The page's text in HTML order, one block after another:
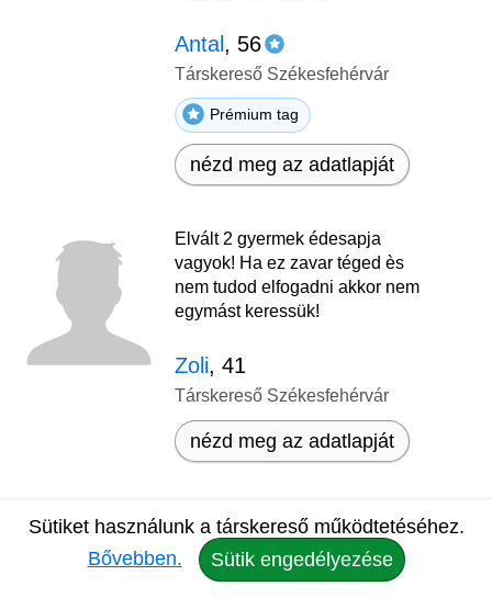
Antal , 56
Társkereső Székesfehérvár
Prémium tag
nézd meg az adatlapját
Elvált 2 gyermek édesapja
vagyok! Ha ez zavar téged ès
nem tudod elfogadni akkor nem
egymást keressük!
Zoli, 41
Társkereső Székesfehérvár
nézd meg az adatlapját
Csak belépve
3
Keresem egy hasonló korú hölgy
ismeretségét közös
kirándulásokhoz, különösen
nevezetes "gyógyító" helyek
Sütiket használunk a társkereső működtetéséhez.
Bővebben.
Sütik engedélyezése